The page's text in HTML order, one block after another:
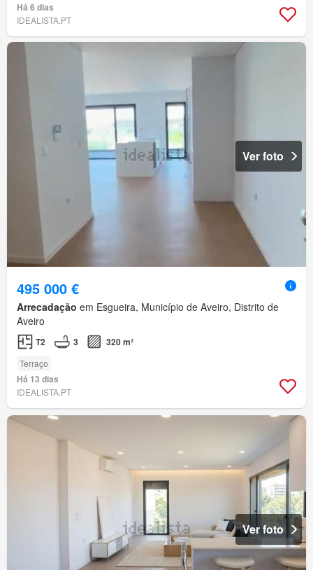
Há 6 dias
IDEALISTA.PT
Ver foto
495 000 €
Arrecadação em Esgueira, Município de Aveiro, Distrito de
Aveiro
T2 3 320 m²
Terraço
Há 13 dias
IDEALISTA.PT
Ver foto